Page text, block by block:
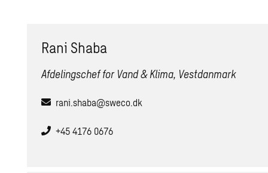
Rani Shaba
Afdelingschef for Vand & Klima, Vestdanmark
rani.shaba@sweco.dk
+45 4176 0676